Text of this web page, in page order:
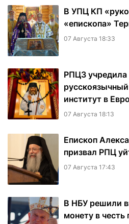
В УПЦ КП
«епископа»
07 Августа 18:33
РПЦЗ
институт в
07 Августа 18:13
Епископ
призвал РПЦ
07 Августа 17:43
В НБУ решили
монету в